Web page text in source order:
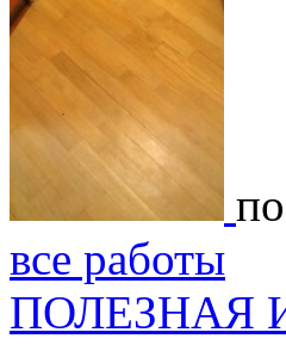
все работы
ПОЛЕЗНАЯ